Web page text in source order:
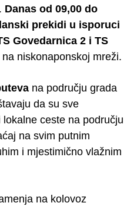
Danas od 09,00 do
prekidi u isporuci
Govedarnica 2 i TS
niskonaponskoj mreži.
na području grada
da su sve
ceste na području
na svim putnim
i mjestimično vlažnim
na kolovoz